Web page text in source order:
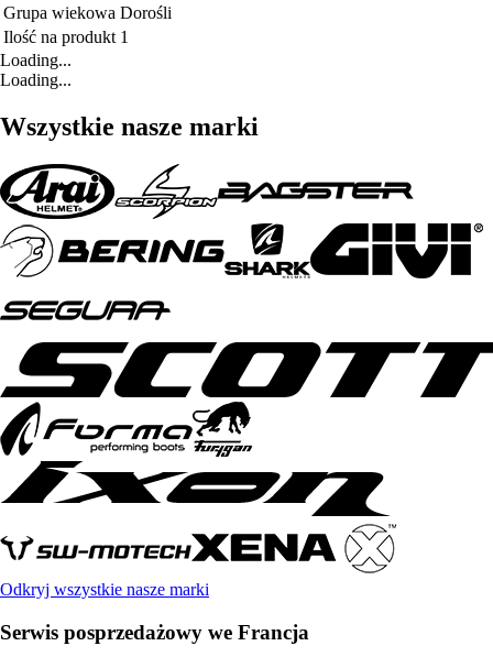
Grupa wiekowa Dorośli
Ilość na produkt 1
Loading...
Loading...
Wszystkie nasze marki
Odkryj wszystkie nasze marki
Serwis posprzedażowy we Francja